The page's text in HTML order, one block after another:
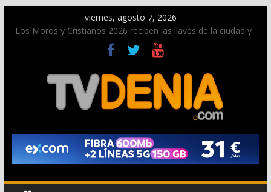
viernes, agosto 7, 2026
Los Moros y Cristianos 2026 reciben las llaves de la ciudad y
dan inicio a las fiestas en Dénia
El bando moro protagonista en la Segunda Entraeta Festera
Paco Adsuar dona al Arxiu de Dénia más de 50.000 imágenes
de la memoria visual de la ciudad
La Entraeta Festera llena de ambiente la calle Marqués de
Campo con la recepción a la Capitanía Cristiana
El XII Festival de Jazz de Dénia reunirá durante agosto a
figuras nacionales e internacionales en los Jardins de
Torrecremada